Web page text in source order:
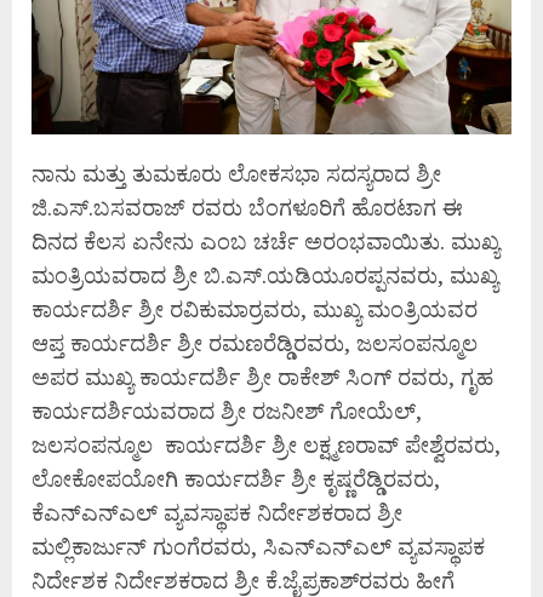
ನಾನು ಮತ್ತು ತುಮಕೂರು ಲೋಕಸಭಾ ಸದಸ್ಯರಾದ ಶ್ರೀ
ಜಿ.ಎಸ್.ಬಸವರಾಜ್ ರವರು ಬೆಂಗಳೂರಿಗೆ ಹೊರಟಾಗ ಈ
ದಿನದ ಕೆಲಸ ಏನೇನು ಎಂಬ ಚರ್ಚೆ ಅರಂಭವಾಯಿತು. ಮುಖ್ಯ
ಮಂತ್ರಿಯವರಾದ ಶ್ರೀ ಬಿ.ಎಸ್.ಯಡಿಯೂರಪ್ಪನವರು, ಮುಖ್ಯ
ಕಾರ್ಯದರ್ಶಿ ಶ್ರೀ ರವಿಕುಮಾರ್‍ರವರು, ಮುಖ್ಯ ಮಂತ್ರಿಯವರ
ಆಪ್ತ ಕಾರ್ಯದರ್ಶಿ ಶ್ರೀ ರಮಣರೆಡ್ಡಿರವರು, ಜಲಸಂಪನ್ಮೂಲ
ಅಪರ ಮುಖ್ಯ ಕಾರ್ಯದರ್ಶಿ ಶ್ರೀ ರಾಕೇಶ್ ಸಿಂಗ್ ರವರು, ಗೃಹ
ಕಾರ್ಯದರ್ಶಿಯವರಾದ ಶ್ರೀ ರಜನೀಶ್ ಗೋಯೆಲ್,
ಜಲಸಂಪನ್ಮೂಲ ಕಾರ್ಯದರ್ಶಿ ಶ್ರೀ ಲಕ್ಷ್ಮಣರಾವ್ ಪೇಶ್ವೆರವರು,
ಲೋಕೋಪಯೋಗಿ ಕಾರ್ಯದರ್ಶಿ ಶ್ರೀ ಕೃಷ್ಣರೆಡ್ಡಿರವರು,
ಕೆಎನ್‍ಎನ್‍ಎಲ್ ವ್ಯವಸ್ಥಾಪಕ ನಿರ್ದೇಶಕರಾದ ಶ್ರೀ
ಮಲ್ಲಿಕಾರ್ಜುನ್ ಗುಂಗೆರವರು, ಸಿಎನ್‍ಎನ್‍ಎಲ್ ವ್ಯವಸ್ಥಾಪಕ
ನಿರ್ದೇಶಕ ನಿರ್ದೇಶಕರಾದ ಶ್ರೀ ಕೆ.ಜೈಪ್ರಕಾಶ್‍ರವರು ಹೀಗೆ